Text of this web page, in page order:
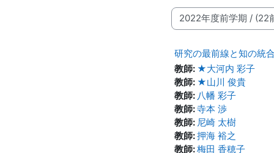
コースカテゴリ
研究の最前線と知の統
教師: ★大河内 彩子
教師: ★山川 俊貴
教師: 八幡 彩子
教師:寺本 渉
教師: 尼崎 太樹
教師:押海 裕之
教師:梅田 香穂子